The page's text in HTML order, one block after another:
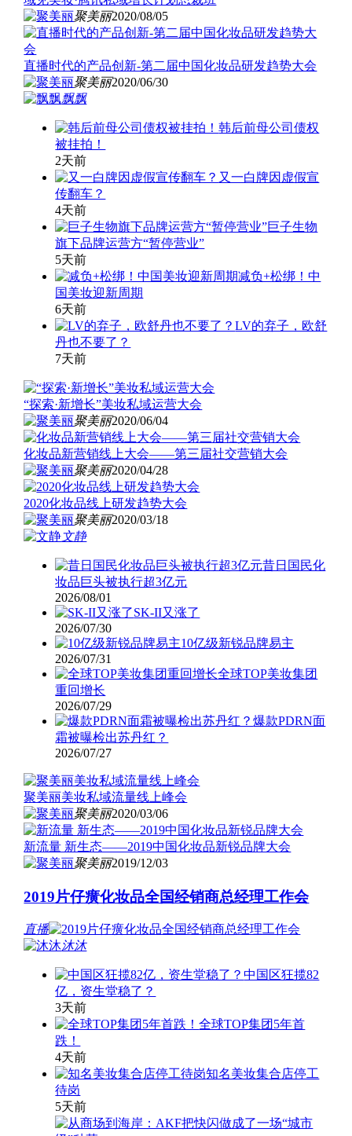
聚美丽2020/08/05
直播时代的产品创新-第二届中国化妆品研发趋势大会
聚美丽2020/06/30
飘飘
韩后前母公司债权
被挂拍！
2天前
又一白牌因虚假宣
传翻车？
4天前
巨子生物
旗下品牌运营方“暂停营业”
5天前
减负+松绑！中
国美妆迎新周期
6天前
LV的弃子，欧舒
丹也不要了？
7天前
“探索·新增长”美妆私域运营大会
聚美丽2020/06/04
化妆品新营销线上大会——第三届社交营销大会
聚美丽2020/04/28
2020化妆品线上研发趋势大会
聚美丽2020/03/18
文静
昔日国民化
妆品巨头被执行超3亿元
2026/08/01
SK-II又涨了
2026/07/30
10亿级新锐品牌易主
2026/07/31
全球TOP美妆集团
重回增长
2026/07/29
爆款PDRN面
霜被曝检出苏丹红？
2026/07/27
聚美丽美妆私域流量线上峰会
聚美丽2020/03/06
新流量 新生态——2019中国化妆品新锐品牌大会
聚美丽2019/12/03
2019片仔癀化妆品全国经销商总经理工作会
直播
沐沐
中国区狂揽82
亿，资生堂稳了？
3天前
全球TOP集团5年首
跌！
4天前
知名美妆集合店停工
待岗
5天前